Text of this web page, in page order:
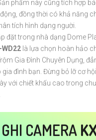
phẩm này cũng tích hợp
đồng thời có khả năng
tích hình dạng người.
đặt trong nhà dạng Dome
WD22 là lựa chọn hoàn hảo
Gia Đình Chuyên Dụng,
gia đình bạn. Đừng bỏ lỡ cơ
với chiết khấu cao trong
CAMERA